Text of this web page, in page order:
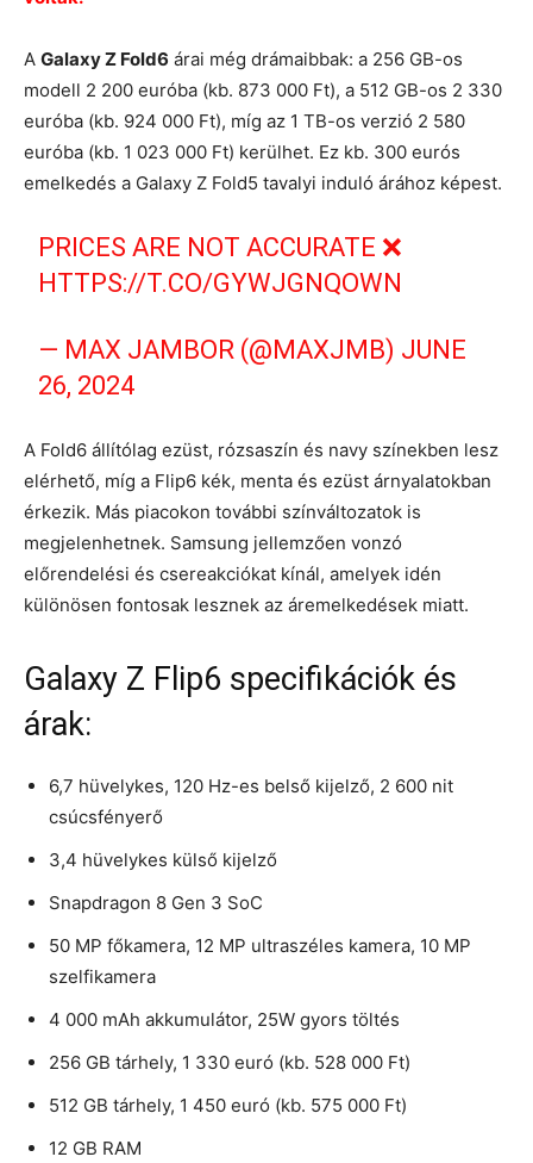
A Galaxy Z Fold6 árai még drámaibbak: a 256 GB-os
modell 2 200 euróba (kb. 873 000 Ft), a 512 GB-os 2 330
euróba (kb. 924 000 Ft), míg az 1 TB-os verzió 2 580
euróba (kb. 1 023 000 Ft) kerülhet. Ez kb. 300 eurós
emelkedés a Galaxy Z Fold5 tavalyi induló árához képest.
PRICES ARE NOT ACCURATE ❌
HTTPS://T.CO/GYWJGNQOWN
— MAX JAMBOR (@MAXJMB) JUNE
26, 2024
A Fold6 állítólag ezüst, rózsaszín és navy színekben lesz
elérhető, míg a Flip6 kék, menta és ezüst árnyalatokban
érkezik. Más piacokon további színváltozatok is
megjelenhetnek. Samsung jellemzően vonzó
előrendelési és csereakciókat kínál, amelyek idén
különösen fontosak lesznek az áremelkedések miatt.
Galaxy Z Flip6 specifikációk és
árak:
6,7 hüvelykes, 120 Hz-es belső kijelző, 2 600 nit
csúcsfényerő
3,4 hüvelykes külső kijelző
Snapdragon 8 Gen 3 SoC
50 MP főkamera, 12 MP ultraszéles kamera, 10 MP
szelfikamera
4 000 mAh akkumulátor, 25W gyors töltés
256 GB tárhely, 1 330 euró (kb. 528 000 Ft)
512 GB tárhely, 1 450 euró (kb. 575 000 Ft)
12 GB RAM